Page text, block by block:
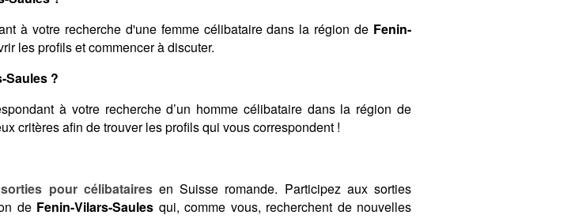
à votre recherche d'une femme célibataire dans la région de Fenin-
les profils et commencer à discuter.
Saules ?
à votre recherche d’un homme célibataire dans la région de
critères afin de trouver les profils qui vous correspondent !
sorties pour célibatairesen Suisse romande. Participez aux sorties
de Fenin-Vilars-Saules qui, comme vous, recherchent de nouvelles